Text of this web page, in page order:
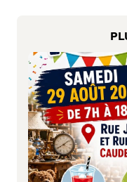
Journal municipal
Le Territoire
La Métropole de
Le Département de
La Région
Culture